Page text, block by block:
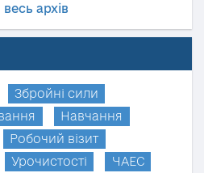
архів
Збройні сили
Навчання
Робочий візит
Урочистості
ЧАЕС